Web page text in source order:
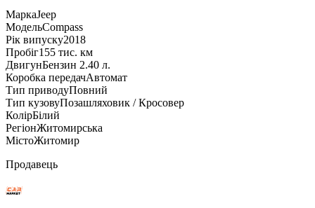
МаркаJeep
МодельCompass
Рік випуску2018
Пробіг155 тис. км
ДвигунБензин 2.40 л.
Коробка передачАвтомат
Тип приводуПовний
Тип кузовуПозашляховик / Кросовер
КолірБілий
РегіонЖитомирська
МістоЖитомир
Продавець